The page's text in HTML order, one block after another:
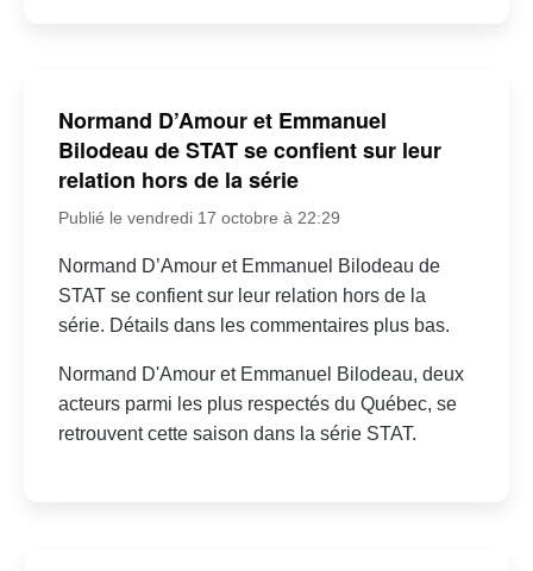
Normand D’Amour et Emmanuel
Bilodeau de STAT se confient sur leur
relation hors de la série
Publié le vendredi 17 octobre à 22:29
Normand D’Amour et Emmanuel Bilodeau de
STAT se confient sur leur relation hors de la
série. Détails dans les commentaires plus bas.
Normand D'Amour et Emmanuel Bilodeau, deux
acteurs parmi les plus respectés du Québec, se
retrouvent cette saison dans la série STAT.